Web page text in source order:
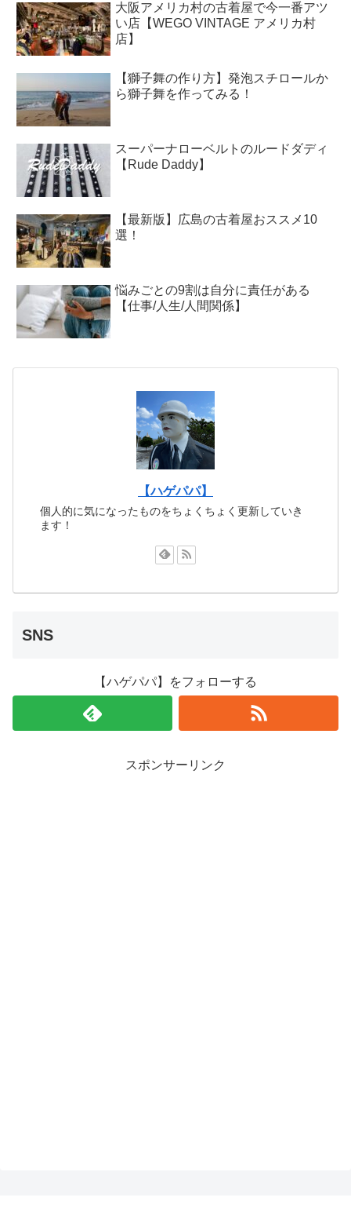
大阪アメリカ村の古着屋で今一番アツ
い店【WEGO VINTAGE アメリカ村
店】
【獅子舞の作り方】発泡スチロールか
ら獅子舞を作ってみる！
スーパーナローベルトのルードダディ
【Rude Daddy】
【最新版】広島の古着屋おススメ10
選！
悩みごとの9割は自分に責任がある
【仕事/人生/人間関係】
【ハゲパパ】
個人的に気になったものをちょくちょく更新していき
ます！
SNS
【ハゲパパ】をフォローする
スポンサーリンク